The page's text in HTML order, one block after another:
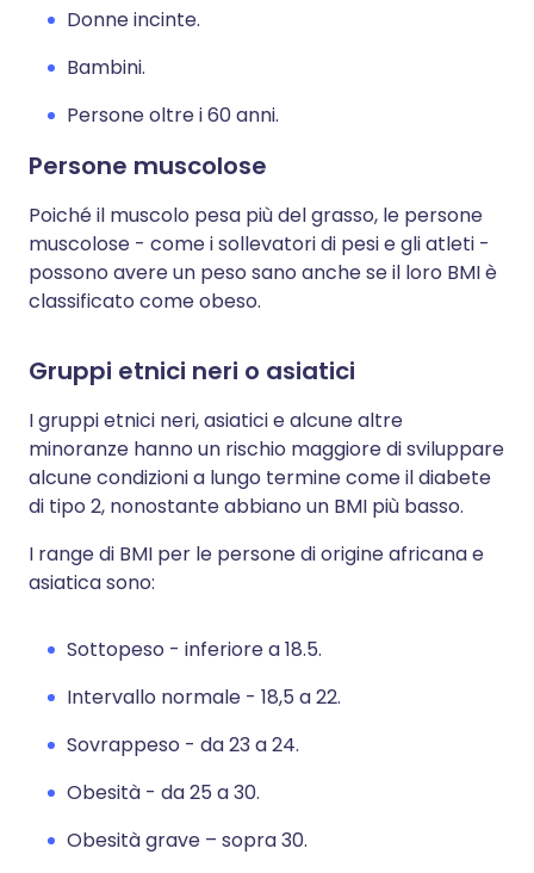
Donne incinte.
Bambini.
Persone oltre i 60 anni.
Persone muscolose
Poiché il muscolo pesa più del grasso, le persone
muscolose - come i sollevatori di pesi e gli atleti -
possono avere un peso sano anche se il loro BMI è
classificato come obeso.
Gruppi etnici neri o asiatici
I gruppi etnici neri, asiatici e alcune altre
minoranze hanno un rischio maggiore di sviluppare
alcune condizioni a lungo termine come il diabete
di tipo 2, nonostante abbiano un BMI più basso.
I range di BMI per le persone di origine africana e
asiatica sono:
Sottopeso - inferiore a 18.5.
Intervallo normale - 18,5 a 22.
Sovrappeso - da 23 a 24.
Obesità - da 25 a 30.
Obesità grave – sopra 30.